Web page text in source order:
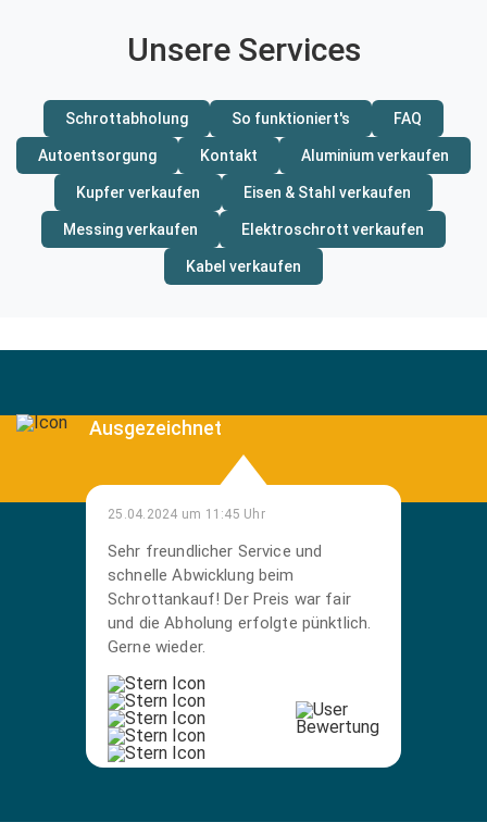
Unsere Services
Schrottabholung So funktioniert's FAQ
Autoentsorgung Kontakt Aluminium verkaufen
Kupfer verkaufen Eisen & Stahl verkaufen
Messing verkaufen Elektroschrott verkaufen
Kabel verkaufen
Ausgezeichnet
25.04.2024 um 11:45 Uhr
Sehr freundlicher Service und
schnelle Abwicklung beim
Schrottankauf! Der Preis war fair
und die Abholung erfolgte pünktlich.
Gerne wieder.